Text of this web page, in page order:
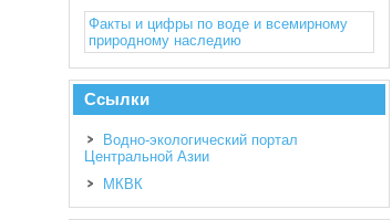
Факты и цифры по воде и всемирному
природному наследию
Ссылки
Водно-экологический портал
Центральной Азии
МКВК